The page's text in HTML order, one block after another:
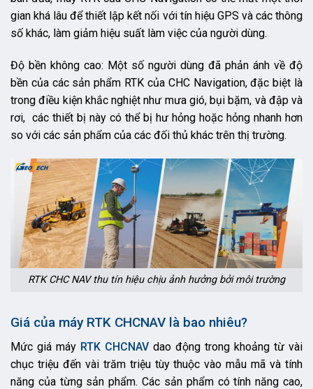
gian khá lâu để thiết lập kết nối với tín hiệu GPS và các thông
số khác, làm giảm hiệu suất làm việc của người dùng.
Độ bền không cao: Một số người dùng đã phản ánh về độ
bền của các sản phẩm RTK của CHC Navigation, đặc biệt là
trong điều kiện khắc nghiệt như mưa gió, bụi bặm, và đập và
rơi, các thiết bị này có thể bị hư hỏng hoặc hỏng nhanh hơn
so với các sản phẩm của các đối thủ khác trên thị trường.
RTK CHC NAV thu tín hiệu chịu ảnh hưởng bởi môi trường
Giá của máy RTK CHCNAV là bao nhiêu?
Mức giá máy RTK CHCNAV dao động trong khoảng từ vài
chục triệu đến vài trăm triệu tùy thuộc vào mẫu mã và tính
năng của từng sản phẩm. Các sản phẩm có tính năng cao,